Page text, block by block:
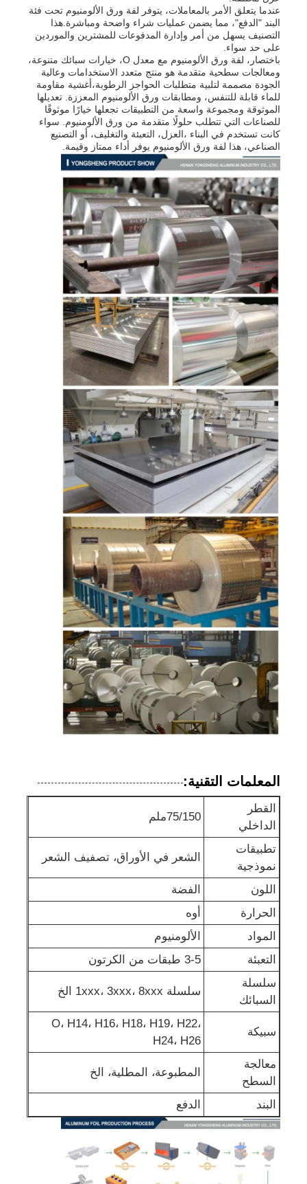
لوحة الألومنيوم
دائرة الألومنيوم
لفائف الألمنيوم المطلية بالألوان
لفائف الالومنيوم
لفائف قطاع الألومنيوم
لوحة الألومنيوم المتقلب
ألمنيوم منقوش
ورق الألومنيوم المصفوف
ألواح قرص الألومنيوم
قرص العسل الألومنيوم
مرآة الألومنيوم
عندما يتعلق الأمر بالمعاملات، يتوفر لفة ورق الألومنيوم تحت فئة
البند "الدفع"، مما يضمن عمليات شراء واضحة ومباشرة.هذا
التصنيف يسهل من أمر وإدارة المدفوعات للمشترين والموردين
على حد سواء.
باختصار، لفة ورق الألومنيوم مع معدل O، خيارات سبائك متنوعة،
ومعالجات سطحية متقدمة هو منتج متعدد الاستخدامات وعالية
الجودة مصممة لتلبية متطلبات الحواجز الرطوبة،أغشية مقاومة
للماء قابلة للتنفس، ومطابقات ورق الألومنيوم المعززة. تعديلها
الموثوقة ومجموعة واسعة من التطبيقات تجعلها خيارًا موثوقًا
للصناعات التي تتطلب حلولًا متقدمة من ورق الألومنيوم. سواء
كانت تستخدم في البناء ،العزل، التعبئة والتغليف، أو التصنيع
الصناعي، هذا لفة ورق الألومنيوم يوفر أداء ممتاز وقيمة.
المعلمات التقنية:
القطر
الداخلي
75/150ملم
تطبيقات
نموذجية
الشعر في الأوراق، تصفيف الشعر
اللون
الفضة
الحرارة
أوه
المواد
الألومنيوم
التعبئة
3-5 طبقات من الكرتون
سلسلة
السبائك
سلسلة 1xxx، 3xxx، 8xxx الخ
سبيكة
O، H14، H16، H18، H19، H22،
H24، H26
معالجة
السطح
المطبوعة، المطلية، الخ
البند الدفع